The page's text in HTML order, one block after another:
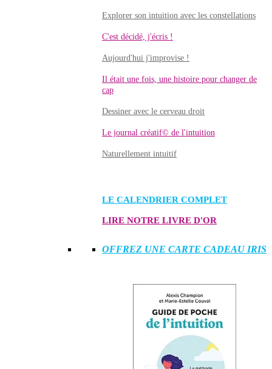
Explorer son intuition avec les constellations
C'est décidé, j'écris !
Aujourd'hui j'improvise !
Il était une fois, une histoire pour changer de
cap
Dessiner avec le cerveau droit
Le journal créatif© de l'intuition
Naturellement intuitif
LE CALENDRIER COMPLET
LIRE NOTRE LIVRE D'OR
OFFREZ UNE CARTE CADEAU IRIS